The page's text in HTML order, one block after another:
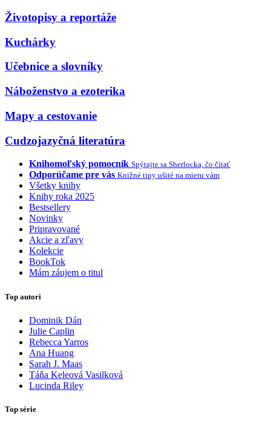
Životopisy a reportáže
Kuchárky
Učebnice a slovníky
Náboženstvo a ezoterika
Mapy a cestovanie
Cudzojazyčná literatúra
Knihomoľský pomocník Spýtajte sa Sherlocka, čo čítať
Odporúčame pre vás Knižné tipy ušité na mieru vám
Všetky knihy
Knihy roka 2025
Bestsellery
Novinky
Pripravované
Akcie a zľavy
Kolekcie
BookTok
Mám záujem o titul
Top autori
Dominik Dán
Julie Caplin
Rebecca Yarros
Ana Huang
Sarah J. Maas
Táňa Keleová Vasilková
Lucinda Riley
Top série